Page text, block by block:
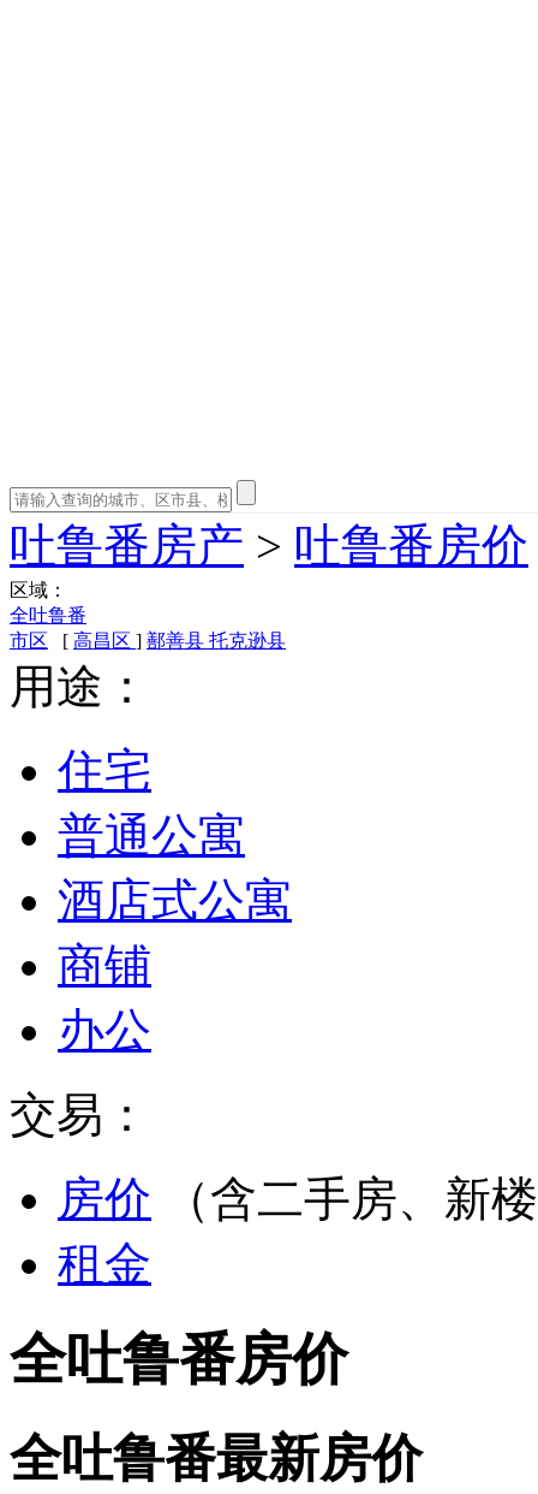
吐鲁番房产 > 吐鲁番房价
区域：
全吐鲁番
市区
[ 高昌区 ] 鄯善县 托克逊县
用途：
住宅
普通公寓
酒店式公寓
商铺
办公
交易：
房价
（含二手房、新
租金
全吐鲁番房价
全吐鲁番最新房价